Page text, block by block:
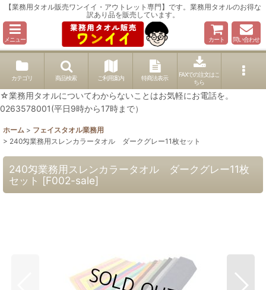
【業務用タオル販売ワンイイ・アウトレット専門】です。業務用タオルのお得な
訳あり品を販売しています。
メニュー カート 問い合わせ
カテゴリ 商品検索 ご利用案内 特商法表示
FAXでの注文はこ
ちら
☆業務用タオルについてわからないことはお気軽にお電話を。
0263578001(平日9時から17時まで）
ホーム > フェイスタオル業務用
> 240匁業務用スレンカラータオル ダークグレー11枚セット
240匁業務用スレンカラータオル ダークグレー11枚
セット [F002-sale]